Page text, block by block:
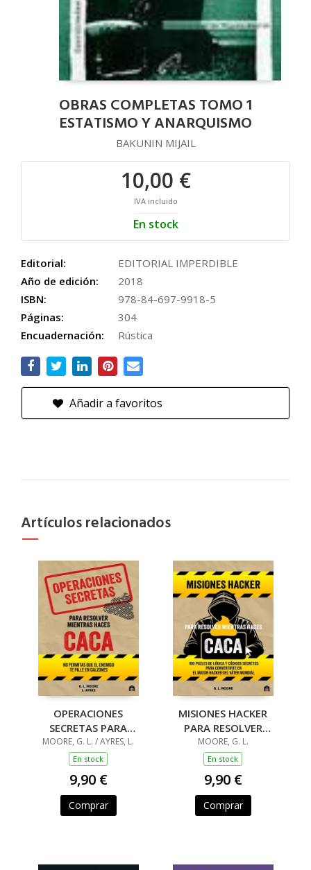
OBRAS COMPLETAS TOMO 1
ESTATISMO Y ANARQUISMO
BAKUNIN MIJAIL
10,00 €
IVA incluido
En stock
Editorial:
EDITORIAL IMPERDIBLE
Año de edición:
2018
ISBN:
978-84-697-9918-5
Páginas:
304
Encuadernación:
Rústica
Añadir a favoritos
Artículos relacionados
OPERACIONES
SECRETAS PARA
RESOLVER MIENTRAS
HACES CACA
MOORE, G. L. / AYRES, L.
En stock
9,90 €
Comprar
MISIONES HACKER
PARA RESOLVER
MIENTRAS HACES
CACA
MOORE, G. L.
En stock
9,90 €
Comprar